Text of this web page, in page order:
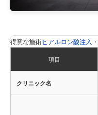
得意な施術ヒアルロン酸注入 ・
項目
クリニック名